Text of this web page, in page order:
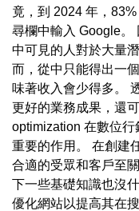
竟，到 2024 年，
尋欄中輸入 Google。
中可見的人對於大量
而，從中只能得出一
味著收入會少得多。
更好的業務成果，還
optimization 在數位
重要的作用。 在創建
合適的受眾和客戶至
下一些基礎知識也沒
優化網站以提高其在